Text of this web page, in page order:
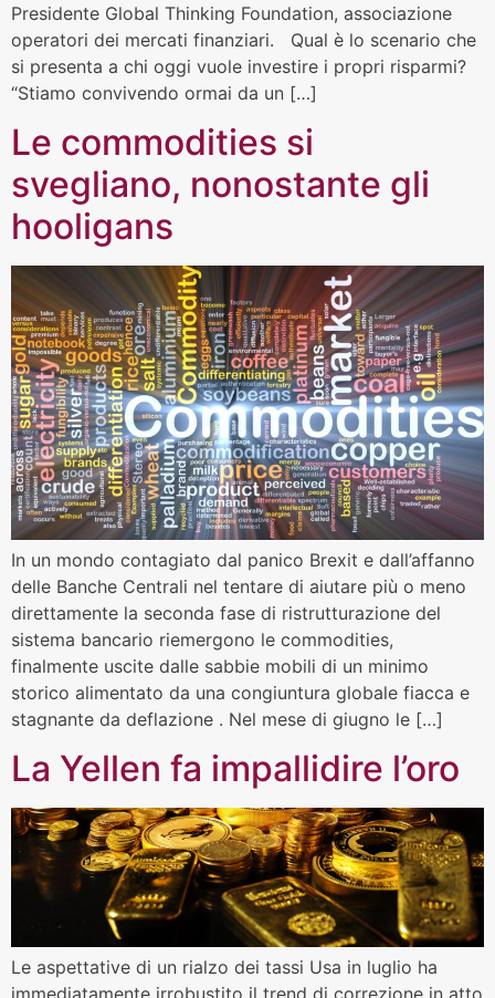
Presidente Global Thinking Foundation, associazione
operatori dei mercati finanziari. Qual è lo scenario che
si presenta a chi oggi vuole investire i propri risparmi?
“Stiamo convivendo ormai da un […]
Le commodities si
svegliano, nonostante gli
hooligans
In un mondo contagiato dal panico Brexit e dall’affanno
delle Banche Centrali nel tentare di aiutare più o meno
direttamente la seconda fase di ristrutturazione del
sistema bancario riemergono le commodities,
finalmente uscite dalle sabbie mobili di un minimo
storico alimentato da una congiuntura globale fiacca e
stagnante da deflazione . Nel mese di giugno le […]
La Yellen fa impallidire l’oro
Le aspettative di un rialzo dei tassi Usa in luglio ha
immediatamente irrobustito il trend di correzione in atto